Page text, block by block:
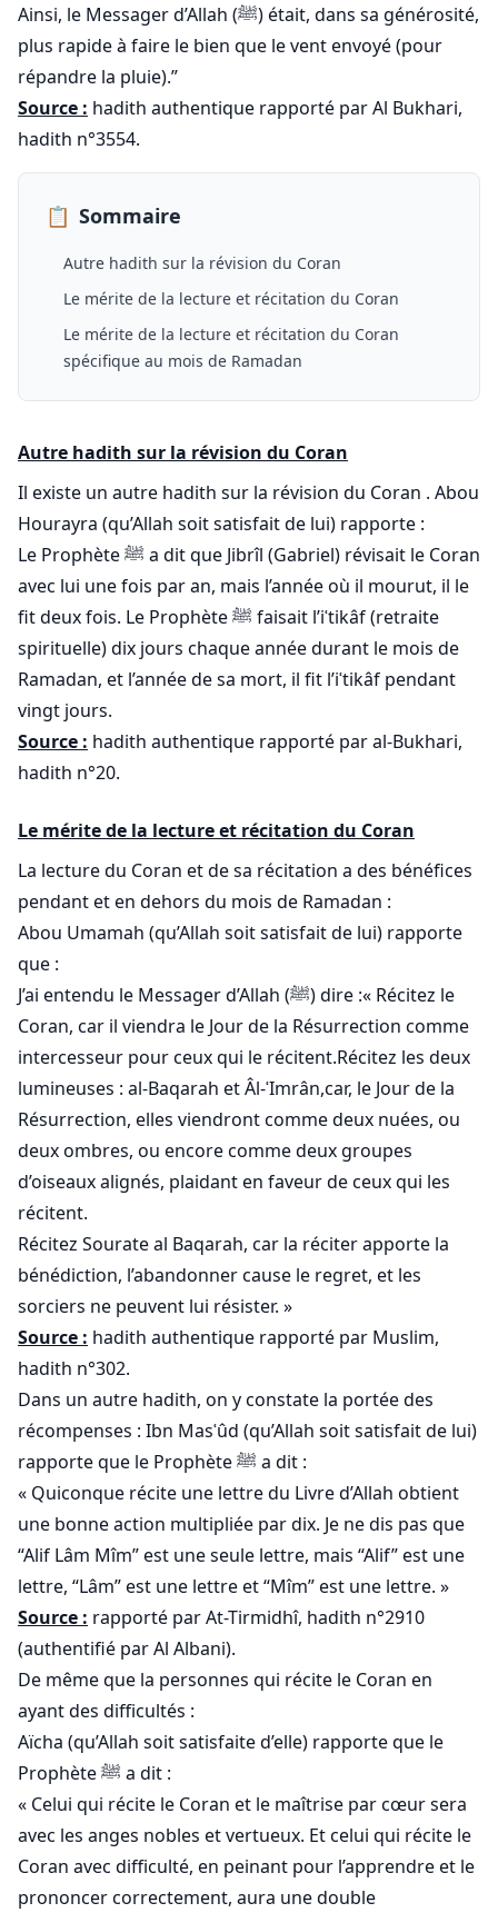
Ainsi, le Messager d’Allah (ﷺ) était, dans sa générosité,
plus rapide à faire le bien que le vent envoyé (pour
répandre la pluie).”
Source : hadith authentique rapporté par Al Bukhari,
hadith n°3554.
📋 Sommaire
Autre hadith sur la révision du Coran
Le mérite de la lecture et récitation du Coran
Le mérite de la lecture et récitation du Coran
spécifique au mois de Ramadan
Autre hadith sur la révision du Coran
Il existe un autre hadith sur la révision du Coran . Abou
Hourayra (qu’Allah soit satisfait de lui) rapporte :
Le Prophète ﷺ a dit que Jibrîl (Gabriel) révisait le Coran
avec lui une fois par an, mais l’année où il mourut, il le
fit deux fois. Le Prophète ﷺ faisait l’iʿtikâf (retraite
spirituelle) dix jours chaque année durant le mois de
Ramadan, et l’année de sa mort, il fit l’iʿtikâf pendant
vingt jours.
Source : hadith authentique rapporté par al-Bukhari,
hadith n°20.
Le mérite de la lecture et récitation du Coran
La lecture du Coran et de sa récitation a des bénéfices
pendant et en dehors du mois de Ramadan :
Abou Umamah (qu’Allah soit satisfait de lui) rapporte
que :
J’ai entendu le Messager d’Allah (ﷺ) dire :« Récitez le
Coran, car il viendra le Jour de la Résurrection comme
intercesseur pour ceux qui le récitent.Récitez les deux
lumineuses : al-Baqarah et Âl-ʿImrân,car, le Jour de la
Résurrection, elles viendront comme deux nuées, ou
deux ombres, ou encore comme deux groupes
d’oiseaux alignés, plaidant en faveur de ceux qui les
récitent.
Récitez Sourate al Baqarah, car la réciter apporte la
bénédiction, l’abandonner cause le regret, et les
sorciers ne peuvent lui résister. »
Source : hadith authentique rapporté par Muslim,
hadith n°302.
Dans un autre hadith, on y constate la portée des
récompenses : Ibn Masʿûd (qu’Allah soit satisfait de lui)
rapporte que le Prophète ﷺ a dit :
« Quiconque récite une lettre du Livre d’Allah obtient
une bonne action multipliée par dix. Je ne dis pas que
“Alif Lâm Mîm” est une seule lettre, mais “Alif” est une
lettre, “Lâm” est une lettre et “Mîm” est une lettre. »
Source : rapporté par At-Tirmidhî, hadith n°2910
(authentifié par Al Albani).
De même que la personnes qui récite le Coran en
ayant des difficultés :
Aïcha (qu’Allah soit satisfaite d’elle) rapporte que le
Prophète ﷺ a dit :
« Celui qui récite le Coran et le maîtrise par cœur sera
avec les anges nobles et vertueux. Et celui qui récite le
Coran avec difficulté, en peinant pour l’apprendre et le
prononcer correctement, aura une double